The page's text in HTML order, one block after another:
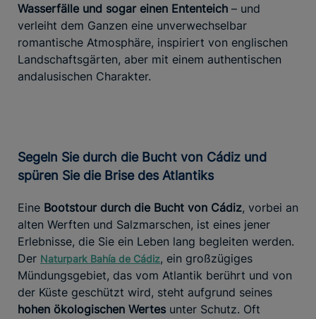
Wasserfälle und sogar einen Ententeich – und
verleiht dem Ganzen eine unverwechselbar
romantische Atmosphäre, inspiriert von englischen
Landschaftsgärten, aber mit einem authentischen
andalusischen Charakter.
Segeln Sie durch die Bucht von Cádiz und
spüren Sie die Brise des Atlantiks
Eine Bootstour durch die Bucht von Cádiz, vorbei an
alten Werften und Salzmarschen, ist eines jener
Erlebnisse, die Sie ein Leben lang begleiten werden.
Der Naturpark Bahía de Cádiz, ein großzügiges
Mündungsgebiet, das vom Atlantik berührt und von
der Küste geschützt wird, steht aufgrund seines
hohen ökologischen Wertes unter Schutz. Oft